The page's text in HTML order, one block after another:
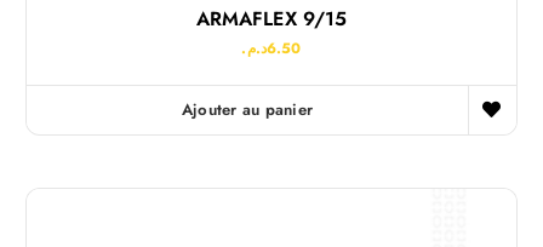
ARMAFLEX 9/15
6.50د.م.
Ajouter au panier